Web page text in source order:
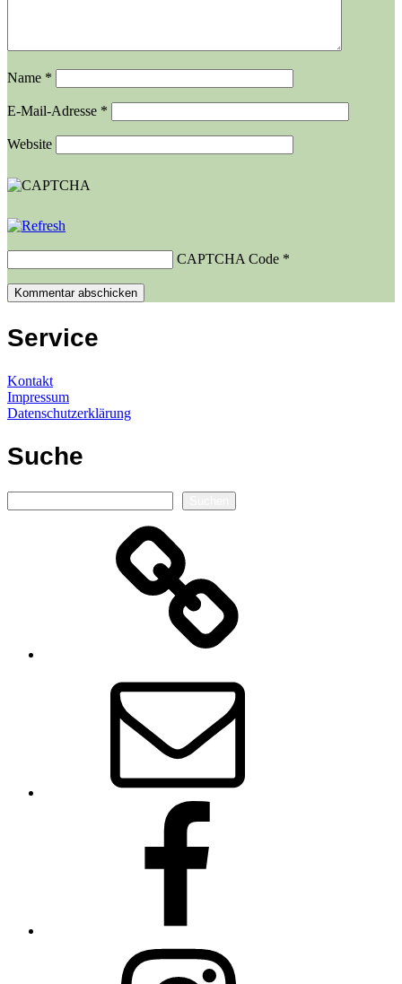
Name *
E-Mail-Adresse *
Website
CAPTCHA Code *
Service
Kontakt
Impressum
Datenschutzerklärung
Suche